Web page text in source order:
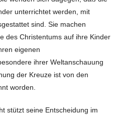
unterrichtet werden, mit
sind. Sie machen
des Christentums auf ihre Kinder
eigenen
ihrer Weltanschauung
der Kreuze ist von den
worden.
stützt seine Entscheidung im